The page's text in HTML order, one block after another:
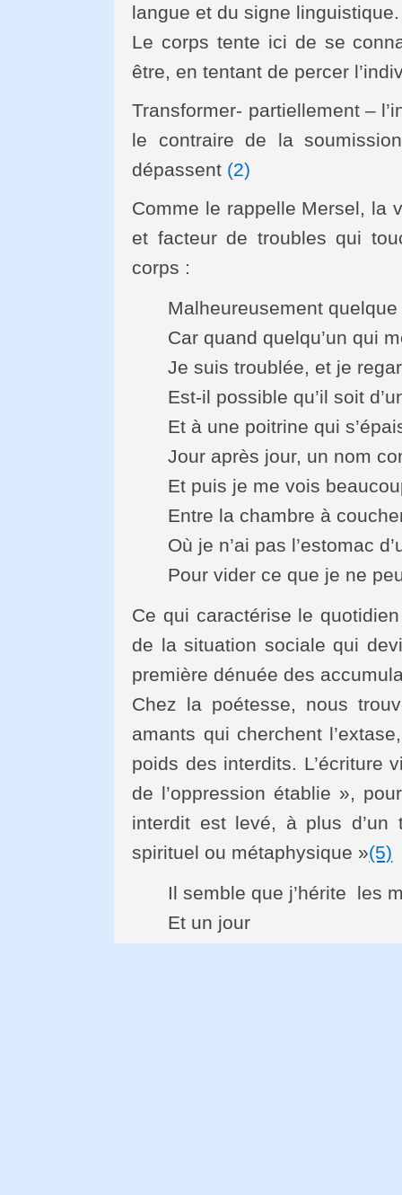
langue et du signe linguistique.
Le corps tente ici de se
être, en tentant de percer
Transformer- partiellement –
le contraire de la
dépassent (2)
Comme le rappelle Mersel, la
et facteur de troubles qui
corps :
Malheureusement
Car quand quelqu’un qui
Je suis troublée, et je
Est-il possible qu’il soit
Et à une poitrine qui
Jour après jour, un nom
Et puis je me vois
Entre la chambre à
Où je n’ai pas l’estomac
Pour vider ce que je ne
Ce qui caractérise le
de la situation sociale qui
première dénuée des
Chez la poétesse, nous
amants qui cherchent
poids des interdits. L’écriture
de l’oppression établie »,
interdit est levé, à plus d’un
spirituel ou métaphysique »(5)
Il semble que j’hérite les
Et un jour